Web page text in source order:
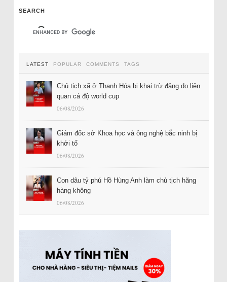
SEARCH
LATEST POPULAR COMMENTS TAGS
Chủ tịch xã ở Thanh Hóa bị khai trừ đảng do liên
quan cá độ world cup
06/08/2026
Giám đốc sở Khoa học và ông nghệ bắc ninh bị
khởi tố
06/08/2026
Con dâu tỷ phú Hồ Hùng Anh làm chủ tịch hãng
hàng không
06/08/2026